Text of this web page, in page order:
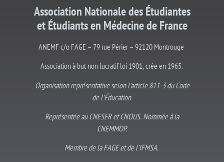
Association Nationale des Étudiantes
etÉtudiantsen Médecine de France
ANEMF c/o FAGE – 79 rue Périer – 92120 Montrouge
Association à but non lucratif loi 1901, crée en 1965.
Organisation représentative selon l’article 811-3 du Code
de l’Éducation.
Représentée au CNESER et CNOUS. Nommée à la
CNEMMOP.
Membre de la FAGE et de l’IFMSA.